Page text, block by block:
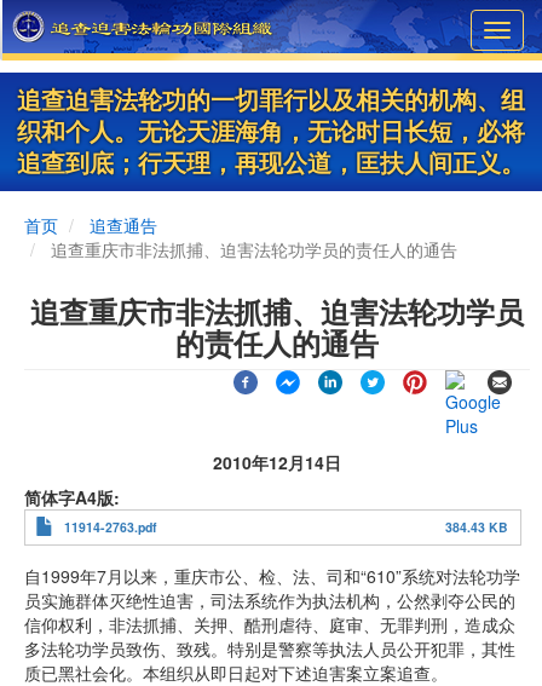
Skip
to
main
content
追查迫害法轮功的一切罪行以及相关的机构、组
织和个人。无论天涯海角，无论时日长短，必将
追查到底；行天理，再现公道，匡扶人间正义。
首页
追查通告
追查重庆市非法抓捕、迫害法轮功学员的责任人的通告
追查重庆市非法抓捕、迫害法轮功学员
的责任人的通告
2010年12月14日
简体字A4版
11914-2763.pdf 384.43 KB
自1999年7月以来，重庆市公、检、法、司和“610”系统对法轮功学
员实施群体灭绝性迫害，司法系统作为执法机构，公然剥夺公民的
信仰权利，非法抓捕、关押、酷刑虐待、庭审、无罪判刑，造成众
多法轮功学员致伤、致残。特别是警察等执法人员公开犯罪，其性
质已黑社会化。本组织从即日起对下述迫害案立案追查。